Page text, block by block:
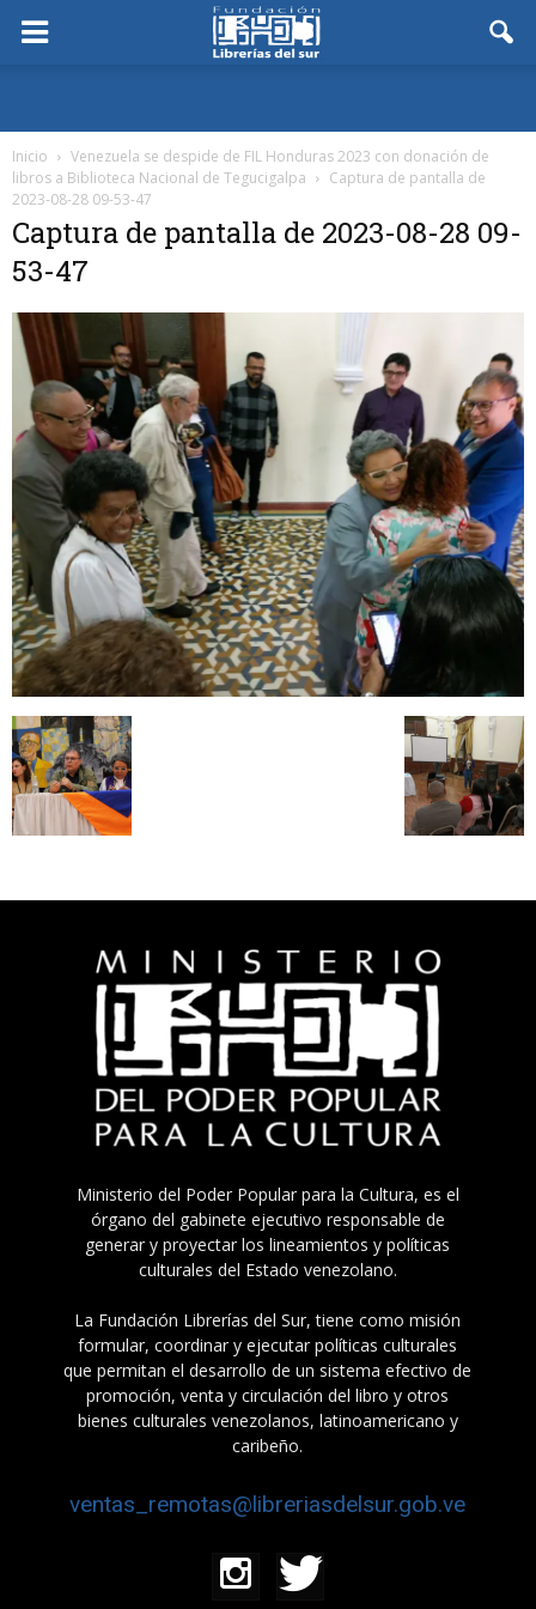
Inicio
Venezuela se despide de FIL Honduras 2023 con donación de
libros a Biblioteca Nacional de Tegucigalpa
Captura de pantalla de
2023-08-28 09-53-47
Captura de pantalla de 2023-08-28 09-
53-47
Ministerio del Poder Popular para la Cultura, es el
órgano del gabinete ejecutivo responsable de
generar y proyectar los lineamientos y políticas
culturales del Estado venezolano.
La Fundación Librerías del Sur, tiene como misión
formular, coordinar y ejecutar políticas culturales
que permitan el desarrollo de un sistema efectivo de
promoción, venta y circulación del libro y otros
bienes culturales venezolanos, latinoamericano y
caribeño.
ventas_remotas@libreriasdelsur.gob.ve